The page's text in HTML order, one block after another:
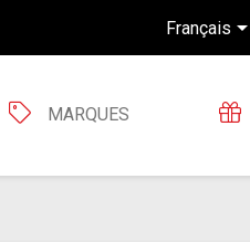
Français
MARQUES